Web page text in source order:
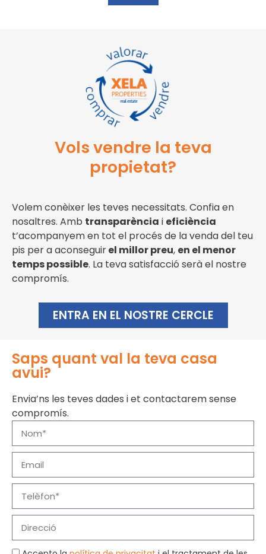
Vols vendre la teva
propietat?
Volem conèixer les teves necessitats. Confia en
nosaltres. Amb transparència i eficiència
t’acompanyem en tot el procés de la venda del teu
pis per a aconseguirel millor preu, en el menor
temps possible. La teva satisfacció serà el nostre
compromís.
ENTRA EN EL NOSTRE CERCLE
Saps quant val la teva casa
avui?​
Envia’ns les teves dades i et contactarem sense
compromís.